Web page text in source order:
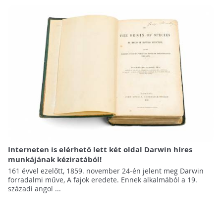
Interneten is elérhető lett két oldal Darwin híres
munkájának kéziratából!
161 évvel ezelőtt, 1859. november 24-én jelent meg Darwin
forradalmi műve, A fajok eredete. Ennek alkalmából a 19.
századi angol ...